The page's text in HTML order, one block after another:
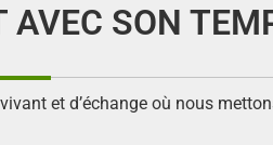
AVEC SON
et d’échange où nous